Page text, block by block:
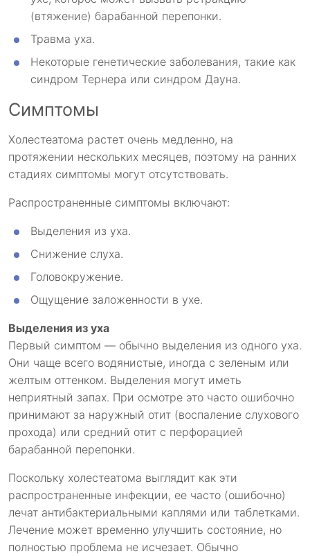
(втяжение) барабанной перепонки.
Травма уха.
Некоторые генетические заболевания, такие как
синдром Тернера или синдром Дауна.
Симптомы
Холестеатома растет очень медленно, на
протяжении нескольких месяцев, поэтому на ранних
стадиях симптомы могут отсутствовать.
Распространенные симптомы включают:
Выделения из уха.
Снижение слуха.
Головокружение.
Ощущение заложенности в ухе.
Выделения из уха
Первый симптом — обычно выделения из одного уха.
Они чаще всего водянистые, иногда с зеленым или
желтым оттенком. Выделения могут иметь
неприятный запах. При осмотре это часто ошибочно
принимают за наружный отит (воспаление слухового
прохода) или средний отит с перфорацией
барабанной перепонки.
Поскольку холестеатома выглядит как эти
распространенные инфекции, ее часто (ошибочно)
лечат антибактериальными каплями или таблетками.
Лечение может временно улучшить состояние, но
полностью проблема не исчезает. Обычно